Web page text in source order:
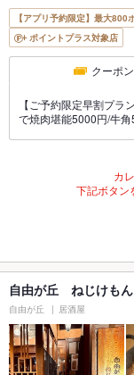
【アプリ予約限定】最大800
ポイントプラス対象店
クーポン
【ご予約限定早割プラ
で焼肉堪能5000円/牛
カ
下記ボタン
自由が丘 ねじけも
自由が丘 居酒屋